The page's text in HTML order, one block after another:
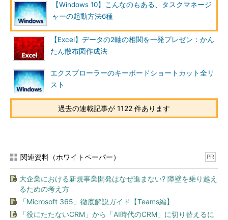
とが可能なので、タスクバーにアイコンがたくさん並んでいて空
き領域を押しにくい、といった場合でも開きやすい。
［Windows］＋［X］キーを押して表示されるメ
ニューから［タスクマネージャー］を選択するこ
とでもタスクマネージャーの起動が可能だ。WinX
メニューは、［スタート］ボタンの右クリックで
も開くことができる。
【Windows 10】こんなのもある、タスクマネージ
ャーの起動方法6種
【Excel】データの2軸の相関を一発プレゼン：かん
たん散布図作成法
エクスプローラーのキーボードショートカット全リ
スト
過去の連載記事が 1122 件あります
関連資料（ホワイトペーパー） PR
大企業における新規事業開発はなぜ進まない? 障壁を乗り越え
るための考え方
「Microsoft 365」徹底解説ガイド【Teams編】
「役にたたないCRM」から「AI時代のCRM」に切り替えるに